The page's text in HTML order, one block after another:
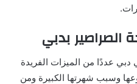
بدبي
عددًا من الميزات الفريدة
وسبب شهرتها الكبيرة ومن